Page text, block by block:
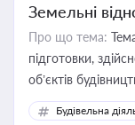
Земельні
Про що тема:
підготовки,
об’єктів
Будівельна